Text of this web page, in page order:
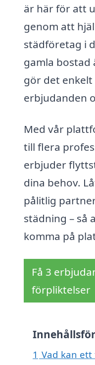
är här för att
genom att
städföretag i
gamla bostad
gör det
erbjudanden
Med vår
till flera
erbjuder
dina behov.
pålitlig
städning – så
komma på
Få 3
förpliktelser
1 Vad kan